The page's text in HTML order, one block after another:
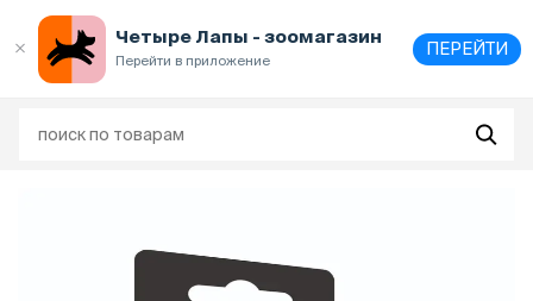
Четыре Лапы - зоомагазин
Перейти в приложение
ПЕРЕЙТИ